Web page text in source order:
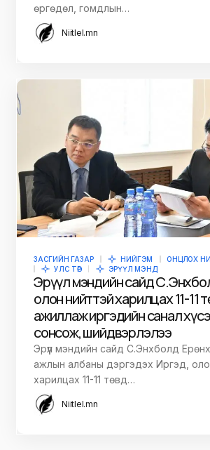
өргөдөл, гомдлын…
Niitlel.mn
ЗАСГИЙН ГАЗАР НИЙГЭМ
ОНЦЛОХ
УЛС ТӨР
ЭРҮҮЛ МЭНД
Эрүүл мэндийн сайд
олон нийттэй харилцах 11-11
ажиллаж иргэдийн санал
сонсож, шийдвэрлэлээ
Эрүүл мэндийн сайд С.Энхболд
ажлын албаны дэргэдэх Иргэд,
харилцах 11-11 төвд…
Niitlel.mn